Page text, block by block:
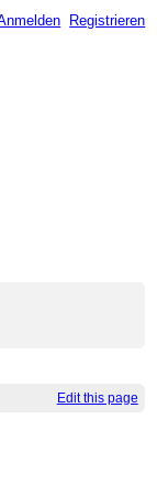
Registrieren
Edit this page